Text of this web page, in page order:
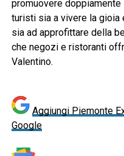
promuovere
turisti sia a vivere la gioia
sia ad approfittare della
che negozi e ristoranti
Valentino.
Aggiungi Piemonte
Google